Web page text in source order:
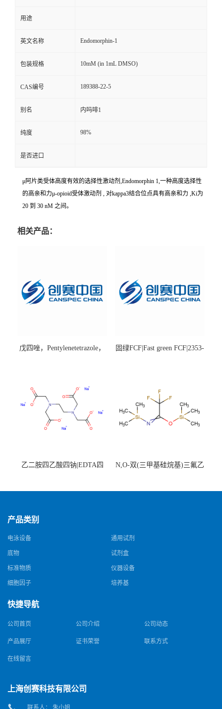
用途
英文名称 Endomorphin-1
包装规格 10mM (in 1mL DMSO)
CAS编号 189388-22-5
别名 内吗啡1
纯度 98%
是否进口
μ阿片类受体高度有效的选择性激动剂,Endomorphin 1,一种高度选择性
的高亲和力μ-opioid受体激动剂 , 对kappa3结合位点具有高亲和力 ,Ki为
20 到 30 nM 之间。
相关产品：
戊四唑，Pentylenetetrazole，
固绿FCF|Fast green FCF|2353-
乙二胺四乙酸四钠|EDTA四
N,O-双(三甲基硅烷基)三氟乙
产品类别
电泳设备 通用试剂
底物 试剂盒
标准物质 仪器设备
细胞因子 培养基
快捷导航
公司首页 公司介绍 公司动态
产品展厅 证书荣誉 联系方式
在线留言
上海创赛科技有限公司
联系人： 朱小姐